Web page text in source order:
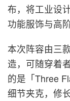
布，将工业设
功能服饰与高
本次阵容由三
造，可随穿着
的是「Three
细节夹克，修